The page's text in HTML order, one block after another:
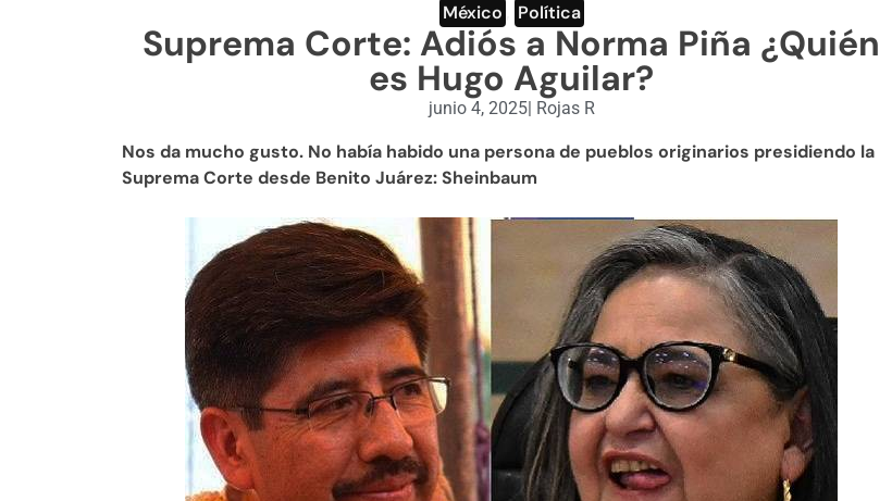
México Política
Suprema Corte: Adiós a Norma Piña ¿Quién
es Hugo Aguilar?
junio 4, 2025| Rojas R
Nos da mucho gusto. No había habido una persona de pueblos originarios presidiendo la
Suprema Corte desde Benito Juárez: Sheinbaum